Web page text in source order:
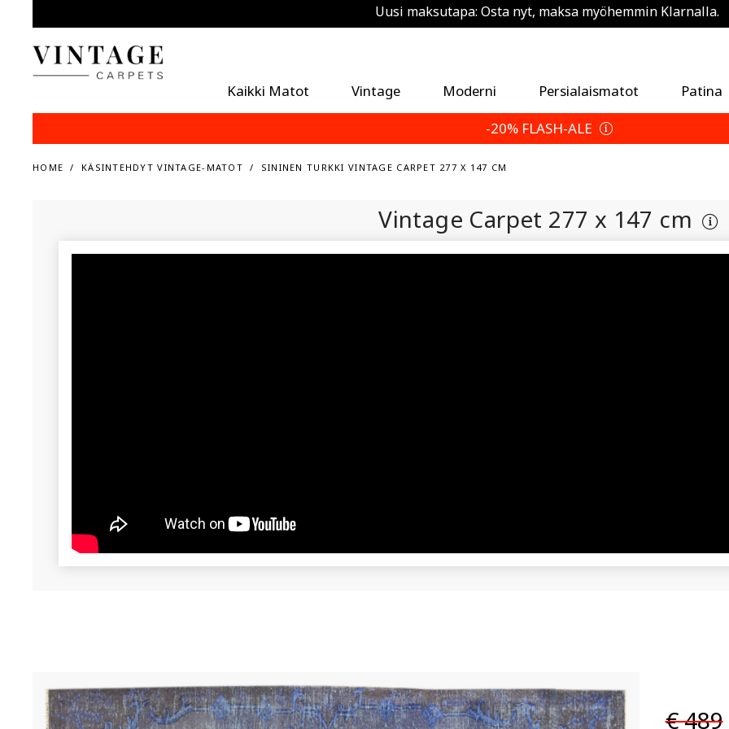
Säästä 5 % ylimääräistä — Valitse palautusehtosi
Uusi maksutapa: Osta nyt, maksa myöhemmin Klarnalla.
Kaikki Matot Vintage Moderni Persialaismatot
Patina
-20% FLASH-ALE
HOME KÄSINTEHDYT VINTAGE-MATOT SININEN TURKKI VINTAGE CARPET 277 X 147 CM
Vintage Carpet 277 x 147 cm
€ 489